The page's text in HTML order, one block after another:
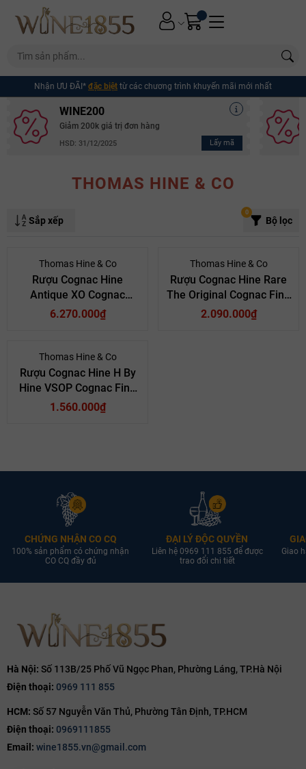
Nhận ƯU ĐÃI* đặc biệt từ các chương trình khuyến mãi mới nhất
WINE200
Giảm 200k giá trị đơn hàng
HSD: 31/12/2025 Lấy mã
Mã giảm giá:
Ngày hết hạn:
Điều kiện:
THOMAS HINE & CO
Sắp xếp Bộ lọc
0
Thomas Hine & Co
Rượu Cognac Hine
Antique XO Cognac
Grande Champagne
6.270.000₫
Thomas Hine & Co
Rượu Cognac Hine Rare
The Original Cognac Fine
Champagne
2.090.000₫
Thomas Hine & Co
Rượu Cognac Hine H By
Hine VSOP Cognac Fine
Champagne
1.560.000₫
CHỨNG NHẬN CO CQ
100% sản phẩm có chứng nhận
CO CQ đầy đủ
ĐẠI LÝ ĐỘC QUYỀN
Liên hệ 0969 111 855 để được
trao đổi chi tiết
Giao
Hà Nội: Số 113B/25 Phố Vũ Ngọc Phan, Phường Láng, TP.Hà Nội
Điện thoại: 0969 111 855
HCM: Số 57 Nguyễn Văn Thủ, Phường Tân Định, TP.HCM
Điện thoại: 0969111855
Email: wine1855.vn@gmail.com